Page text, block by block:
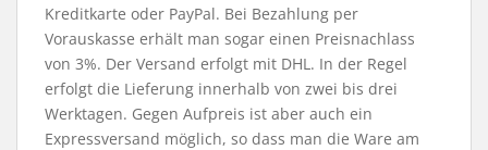
Kreditkarte oder PayPal. Bei Bezahlung per
Vorauskasse erhält man sogar einen Preisnachlass
von 3%. Der Versand erfolgt mit DHL. In der Regel
erfolgt die Lieferung innerhalb von zwei bis drei
Werktagen. Gegen Aufpreis ist aber auch ein
Expressversand möglich, so dass man die Ware am